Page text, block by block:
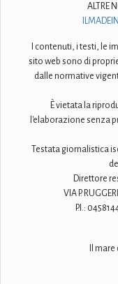
ALTRE
I contenuti, i testi, le
sito web sono di
dalle normative
È vietata la
l'elaborazione senza
Testata giornalistica
Direttore
VIA P.
P.I.:
Il